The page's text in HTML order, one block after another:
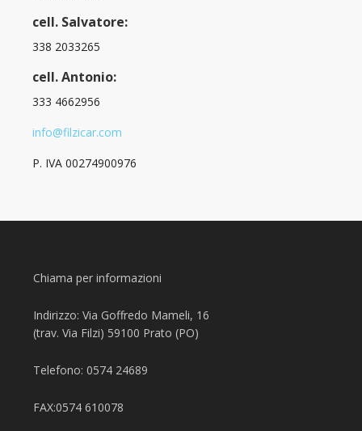
cell. Salvatore:
338 2033265
cell. Antonio:
333 4662956
info@filzicar.com
P. IVA 00274900976
Chiama per informazioni
Indirizzo: Via Goffredo Mameli, 16
(trav. Via Filzi) 59100 Prato (PO)
Telefono: 0574 24689
FAX:0574 610078